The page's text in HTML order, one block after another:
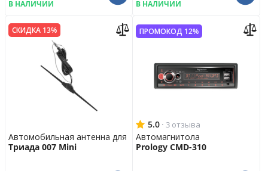
В НАЛИЧИИ В НАЛИЧИИ
СКИДКА 13%
Автомобильная антенна для радио
Триада 007 Mini
ПРОМОКОД 12%
5.0 · 3 отзыва
Автомагнитола
Prology CMD-310